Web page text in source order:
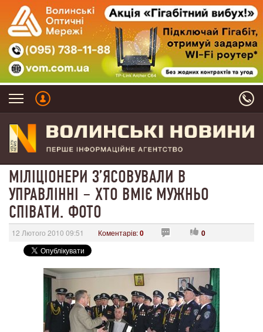
МІЛІЦІОНЕРИ З’ЯСОВУВАЛИ В
УПРАВЛІННІ – ХТО ВМІЄ МУЖНЬО
СПІВАТИ. ФОТО
12 Лютого 2010 09:51 Коментарів:0 0